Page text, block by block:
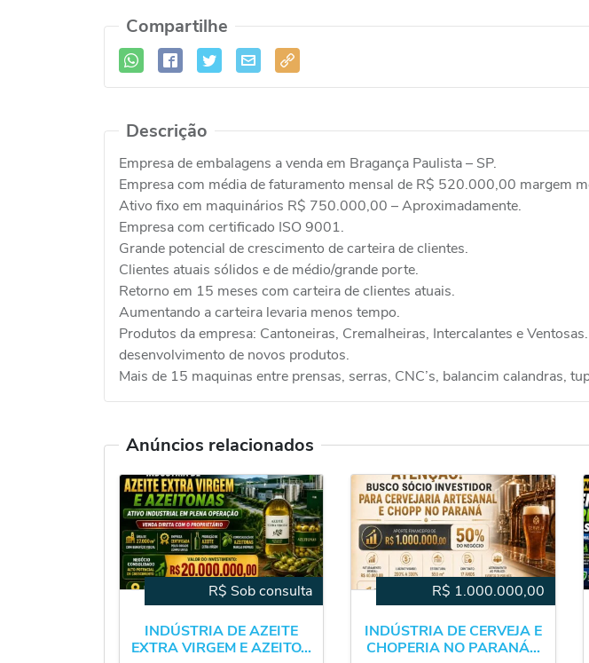
Compartilhe
Descrição
Empresa de embalagens a venda em Bragança Paulista – SP.
Empresa com média de faturamento mensal de R$ 520.000,00 margem
Ativo fixo em maquinários R$ 750.000,00 – Aproximadamente.
Empresa com certificado ISO 9001.
Grande potencial de crescimento de carteira de clientes.
Clientes atuais sólidos e de médio/grande porte.
Retorno em 15 meses com carteira de clientes atuais.
Aumentando a carteira levaria menos tempo.
Produtos da empresa: Cantoneiras, Cremalheiras, Intercalantes e
desenvolvimento de novos produtos.
Mais de 15 maquinas entre prensas, serras, CNC’s, balancim calandras,
Anúncios relacionados
R$ Sob consulta
INDÚSTRIA DE AZEITE
EXTRA VIRGEM E AZEITO...
R$ 1.000.000,00
INDÚSTRIA DE CERVEJA E
CHOPERIA NO PARANÁ...